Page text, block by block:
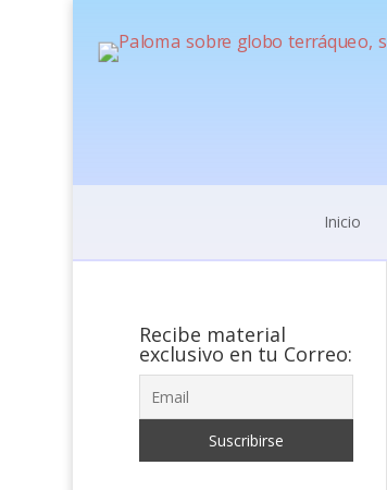
Inicio
Recibe material
exclusivo en tu Correo: